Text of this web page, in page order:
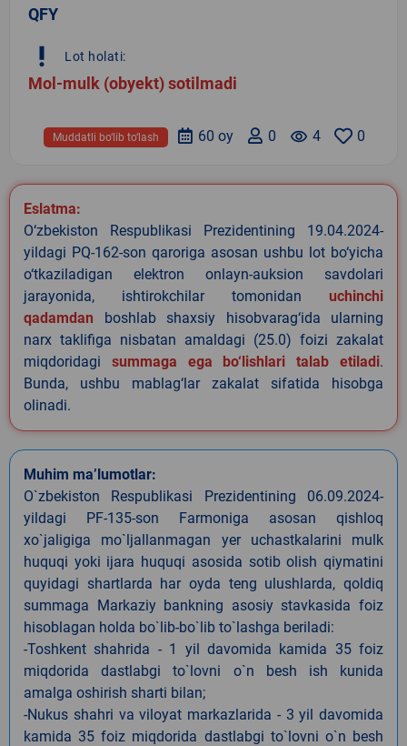
QFY
priority_high Lot holati:
Mol-mulk (obyekt) sotilmadi
0
remove_red_eye 4
0
60 oy
Muddatli bo‘lib to‘lash
Eslatma:
O‘zbekiston Respublikasi Prezidentining 19.04.2024-
yildagi PQ-162-son qaroriga asosan ushbu lot bo‘yicha
o‘tkaziladigan elektron onlayn-auksion savdolari
jarayonida, ishtirokchilar tomonidan uchinchi
qadamdan boshlab shaxsiy hisobvarag‘ida ularning
narx taklifiga nisbatan amaldagi (25.0) foizi zakalat
miqdoridagi summaga ega bo‘lishlari talab etiladi.
Bunda, ushbu mablag‘lar zakalat sifatida hisobga
olinadi.
Muhim ma’lumotlar:
O`zbekiston Respublikasi Prezidentining 06.09.2024-
yildagi PF-135-son Farmoniga asosan qishloq
xo`jaligiga mo`ljallanmagan yer uchastkalarini mulk
huquqi yoki ijara huquqi asosida sotib olish qiymatini
quyidagi shartlarda har oyda teng ulushlarda, qoldiq
summaga Markaziy bankning asosiy stavkasida foiz
hisoblagan holda bo`lib-bo`lib to`lashga beriladi:
-Toshkent shahrida - 1 yil davomida kamida 35 foiz
miqdorida dastlabgi to`lovni o`n besh ish kunida
amalga oshirish sharti bilan;
-Nukus shahri va viloyat markazlarida - 3 yil davomida
kamida 35 foiz miqdorida dastlabgi to`lovni o`n besh